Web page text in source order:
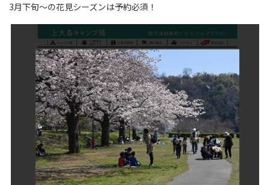
3月下旬～の花見シーズンは予約必須！